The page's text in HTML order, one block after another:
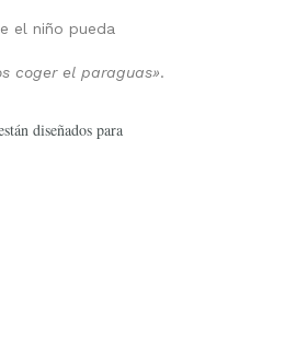
el niño pueda
coger el paraguas».
diseñados para